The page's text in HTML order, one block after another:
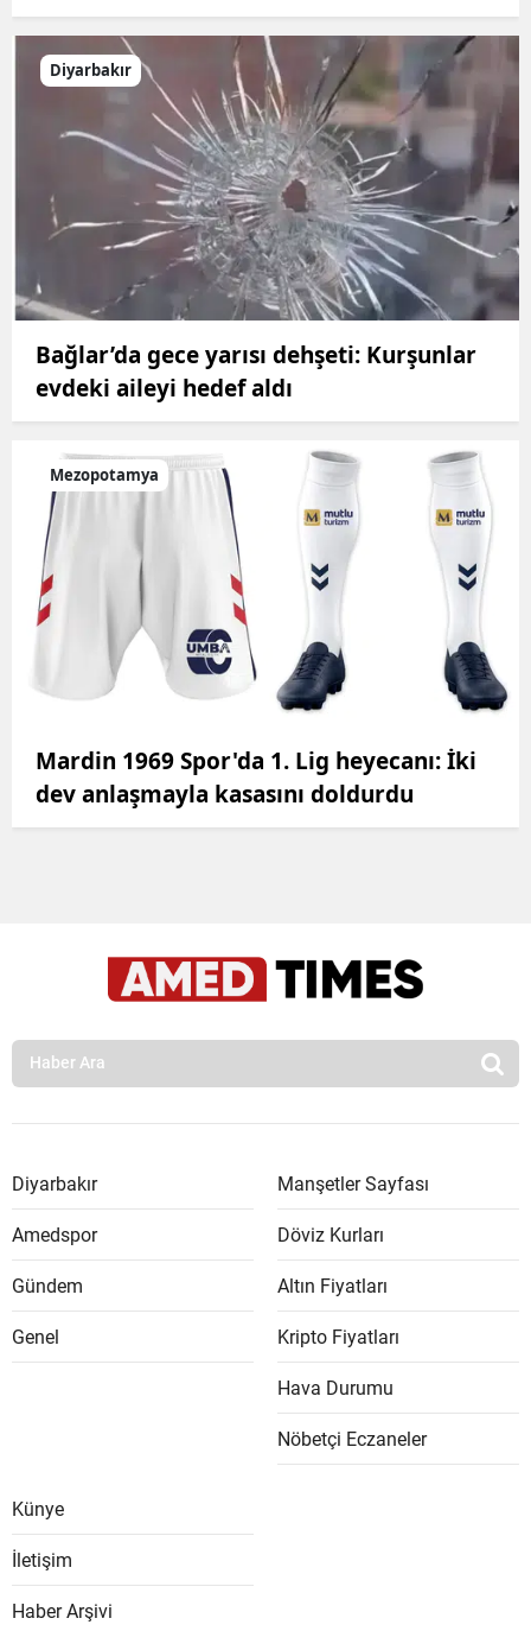
Diyarbakır
Bağlar’da gece yarısı dehşeti: Kurşunlar
evdeki aileyi hedef aldı
Mezopotamya
Mardin 1969 Spor'da 1. Lig heyecanı: İki
dev anlaşmayla kasasını doldurdu
Diyarbakır
Amedspor
Gündem
Genel
Manşetler Sayfası
Döviz Kurları
Altın Fiyatları
Kripto Fiyatları
Hava Durumu
Nöbetçi Eczaneler
Künye
İletişim
Haber Arşivi